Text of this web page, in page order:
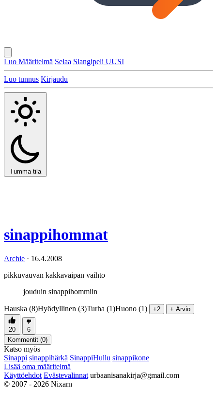
Luo Määritelmä Selaa Slangipeli UUSI
Luo tunnus Kirjaudu
Tumma tila
sinappihommat
Archie · 16.4.2008
pikkuvauvan kakkavaipan vaihto
jouduin sinappihommiin
Hauska (8)Hyödyllinen (3)Turha (1)Huono (1) +2 + Arvio
20
6
Kommentit (0)
Katso myös
Sinappi sinappihärkä SinappiHullu sinappikone
Lisää oma määritelmä
Käyttöehdot Evästevalinnat urbaanisanakirja@gmail.com
© 2007 - 2026 Nixarn